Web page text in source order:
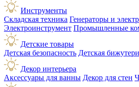
Инструменты
Складская техника Генераторы и
Электроинструмент Промышленные
Детские товары
Детская безопасность Детская
Декор интерьера
Аксессуары для ванны Декор для стен